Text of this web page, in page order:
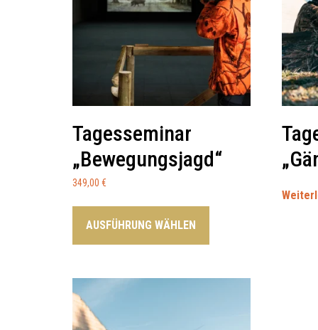
Tagesseminar
„Bewegungsjagd“
349,00 €
AUSFÜHRUNG WÄHLEN